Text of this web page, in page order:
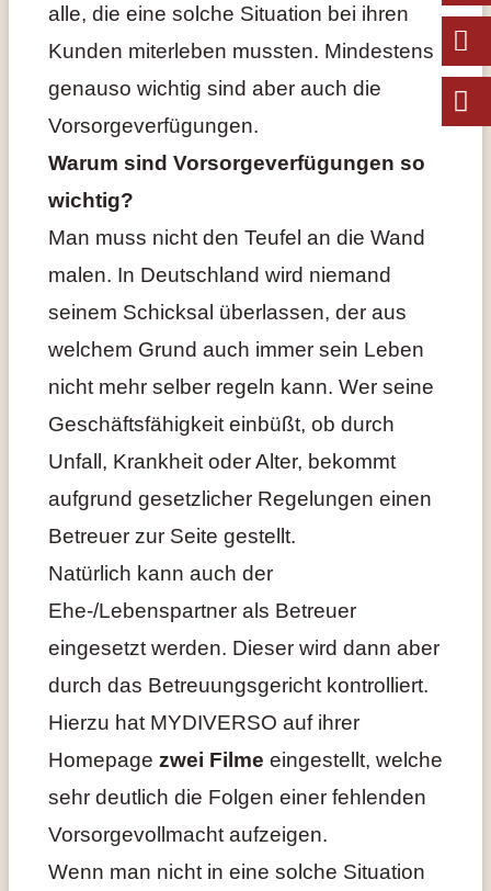
alle, die eine solche Situation bei ihren
Kunden miterleben mussten. Mindestens
genauso wichtig sind aber auch die
Vorsorgeverfügungen.
Warum sind Vorsorgeverfügungen so
wichtig?
Man muss nicht den Teufel an die Wand
malen. In Deutschland wird niemand
seinem Schicksal überlassen, der aus
welchem Grund auch immer sein Leben
nicht mehr selber regeln kann. Wer seine
Geschäftsfähigkeit einbüßt, ob durch
Unfall, Krankheit oder Alter, bekommt
aufgrund gesetzlicher Regelungen einen
Betreuer zur Seite gestellt.
Natürlich kann auch der
Ehe-/Lebenspartner als Betreuer
eingesetzt werden. Dieser wird dann aber
durch das Betreuungsgericht kontrolliert.
Hierzu hat MYDIVERSO auf ihrer
Homepage zwei Filme eingestellt, welche
sehr deutlich die Folgen einer fehlenden
Vorsorgevollmacht aufzeigen.
Wenn man nicht in eine solche Situation